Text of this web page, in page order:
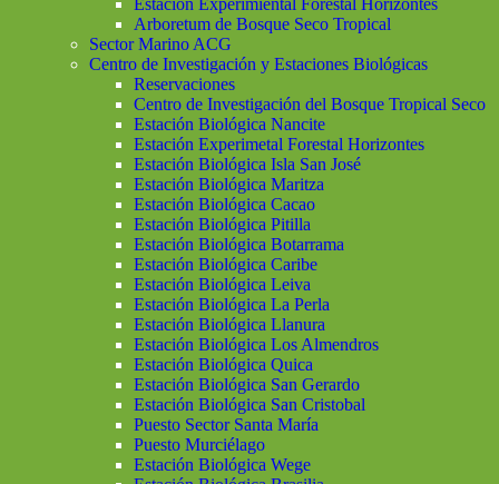
Estación Experimiental Forestal Horizontes
Arboretum de Bosque Seco Tropical
Sector Marino ACG
Centro de Investigación y Estaciones Biológicas
Reservaciones
Centro de Investigación del Bosque Tropical Seco
Estación Biológica Nancite
Estación Experimetal Forestal Horizontes
Estación Biológica Isla San José
Estación Biológica Maritza
Estación Biológica Cacao
Estación Biológica Pitilla
Estación Biológica Botarrama
Estación Biológica Caribe
Estación Biológica Leiva
Estación Biológica La Perla
Estación Biológica Llanura
Estación Biológica Los Almendros
Estación Biológica Quica
Estación Biológica San Gerardo
Estación Biológica San Cristobal
Puesto Sector Santa María
Puesto Murciélago
Estación Biológica Wege